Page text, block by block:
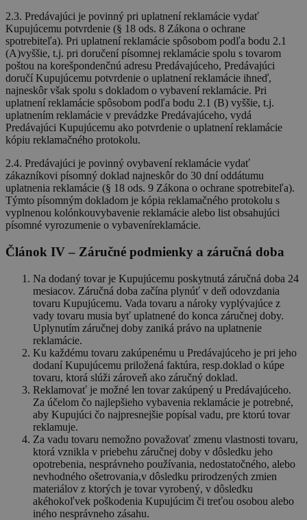
2.3. Predávajúci je povinný pri uplatnení reklamácie vydať
Kupujúcemu potvrdenie (§ 18 ods. 8 Zákona o ochrane
spotrebiteľa). Pri uplatnení reklamácie spôsobom podľa bodu 2.1
(A)vyššie, t.j. pri doručení písomnej reklamácie spolu s tovarom
poštou na korešpondenčnú adresu Predávajúceho, Predávajúci
doručí Kupujúcemu potvrdenie o uplatnení reklamácie ihneď,
najneskôr však spolu s dokladom o vybavení reklamácie. Pri
uplatnení reklamácie spôsobom podľa bodu 2.1 (B) vyššie, t.j.
uplatnením reklamácie v prevádzke Predávajúceho, vydá
Predávajúci Kupujúcemu ako potvrdenie o uplatnení reklamácie
kópiu reklamačného protokolu.
2.4. Predávajúci je povinný ovybavení reklamácie vydať
zákazníkovi písomný doklad najneskôr do 30 dní oddátumu
uplatnenia reklamácie (§ 18 ods. 9 Zákona o ochrane spotrebiteľa).
Týmto písomným dokladom je kópia reklamačného protokolu s
vyplnenou kolónkouvybavenie reklamácie alebo list obsahujúci
písomné vyrozumenie o vybaveníreklamácie.
Článok IV – Záručné podmienky a záručná doba
Na dodaný tovar je Kupujúcemu poskytnutá záručná doba 24
mesiacov. Záručná doba začína plynúť v deň odovzdania
tovaru Kupujúcemu. Vada tovaru a nároky vyplývajúce z
vady tovaru musia byť uplatnené do konca záručnej doby.
Uplynutím záručnej doby zaniká právo na uplatnenie
reklamácie.
Ku každému tovaru zakúpenému u Predávajúceho je pri jeho
dodaní Kupujúcemu priložená faktúra, resp.doklad o kúpe
tovaru, ktorá slúži zároveň ako záručný doklad.
Reklamovať je možné len tovar zakúpený u Predávajúceho.
Za účelom čo najlepšieho vybavenia reklamácie je potrebné,
aby Kupujúci čo najpresnejšie popísal vadu, pre ktorú tovar
reklamuje.
Za vadu tovaru nemožno považovať zmenu vlastnosti tovaru,
ktorá vznikla v priebehu záručnej doby v dôsledku jeho
opotrebenia, nesprávneho používania, nedostatočného, alebo
nevhodného ošetrovania,v dôsledku prirodzených zmien
materiálov z ktorých je tovar vyrobený, v dôsledku
akéhokoľvek poškodenia Kupujúcim či treťou osobou alebo
iného nesprávneho zásahu.